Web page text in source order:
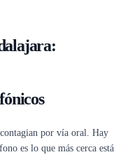
por vía oral. Hay
es lo que más cerca está